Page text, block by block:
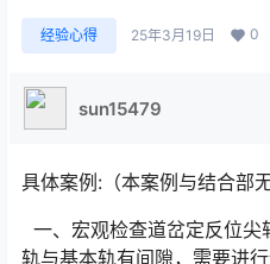
经验心得 25年3月19日 0
sun15479
具体案例:（本案例与结合部
一、宏观检查道岔定反位
轨与基本轨有间隙，需要进行